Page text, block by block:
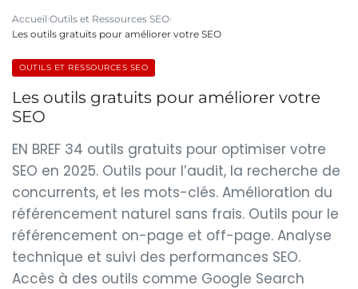
Accueil Outils et Ressources SEO
Les outils gratuits pour améliorer votre SEO
OUTILS ET RESSOURCES SEO
Les outils gratuits pour améliorer votre
SEO
EN BREF 34 outils gratuits pour optimiser votre
SEO en 2025. Outils pour l’audit, la recherche de
concurrents, et les mots-clés. Amélioration du
référencement naturel sans frais. Outils pour le
référencement on-page et off-page. Analyse
technique et suivi des performances SEO.
Accès à des outils comme Google Search